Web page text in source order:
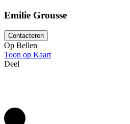
Emilie Grousse
Contacteren
Op Bellen
Toon op Kaart
Deel